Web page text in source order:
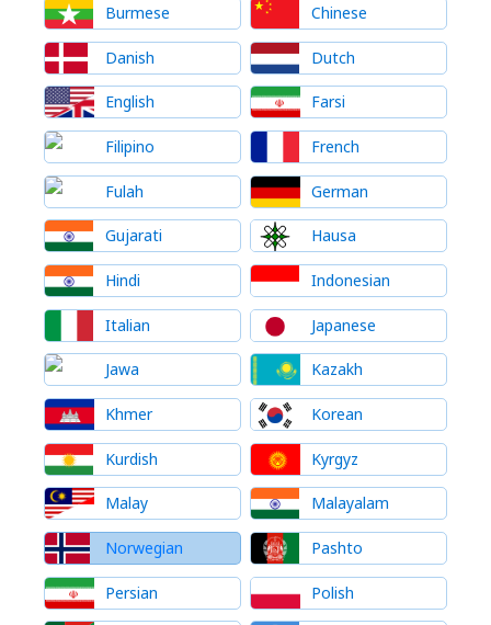
Burmese Chinese
Danish Dutch
English Farsi
Filipino French
Fulah German
Gujarati Hausa
Hindi Indonesian
Italian Japanese
Jawa Kazakh
Khmer Korean
Kurdish Kyrgyz
Malay Malayalam
Norwegian Pashto
Persian Polish